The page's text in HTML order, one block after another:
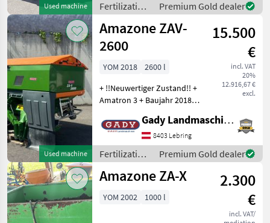
Used machine
- mit in
Fertilization
and
irrigation
equipment /
Amazone
Premium Gold dealer
Used machine
Amazone ZAV-
2600
15.500
€
incl. VAT
20%
12.916,67 €
excl.
YOM 2018
2600 l
+ !!Neuwertiger Zustand!! +
Amatron 3 + Baujahr 2018 +
Beleuchtung Während
unserer Öffnungszeiten
sind Sie jederzeit herzlich
dazu ein
Gady Landmaschinen GmbH
8403 Lebring
Fertilization
and
irrigation
Amazone
Premium Gold dealer
Amazone ZA-X
2.300
€
incl. VAT/
YOM 2002 1000 l